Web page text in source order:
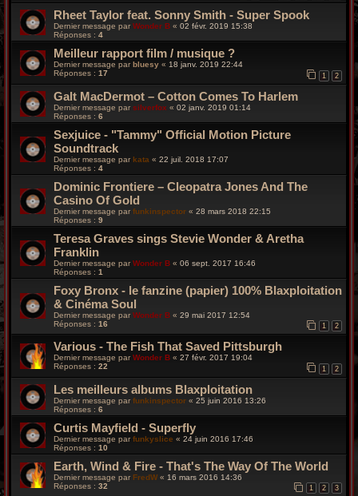
Rheet Taylor feat. Sonny Smith - Super Spook
Dernier message par Wonder B « 02 févr. 2019 15:38
Réponses : 4
Meilleur rapport film / musique ?
Dernier message parbluesy « 18 janv. 2019 22:44
Réponses : 17 1 2
Galt MacDermot – Cotton Comes To Harlem
Dernier message par silverfox « 02 janv. 2019 01:14
Réponses : 6
Sexjuice - "Tammy" Official Motion Picture
Soundtrack
Dernier message par kata « 22 juil. 2018 17:07
Réponses : 4
Dominic Frontiere – Cleopatra Jones And The
Casino Of Gold
Dernier message par funkinspector « 28 mars 2018 22:15
Réponses : 9
Teresa Graves sings Stevie Wonder & Aretha
Franklin
Dernier message par Wonder B « 06 sept. 2017 16:46
Réponses : 1
Foxy Bronx - le fanzine (papier) 100% Blaxploitation
& Cinéma Soul
Dernier message par Wonder B « 29 mai 2017 12:54
Réponses : 16 1 2
Various - The Fish That Saved Pittsburgh
Dernier message parWonder B « 27 févr. 2017 19:04
Réponses : 22 1 2
Les meilleurs albums Blaxploitation
Dernier message par funkinspector « 25 juin 2016 13:26
Réponses : 6
Curtis Mayfield - Superfly
Dernier message parfunkyslice « 24 juin 2016 17:46
Réponses : 10
Earth, Wind & Fire - That's The Way Of The World
Dernier message par FredW « 16 mars 2016 14:36
Réponses : 32 1 2 3